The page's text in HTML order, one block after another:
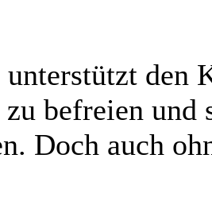
unterstützt den
befreien und
Doch auch